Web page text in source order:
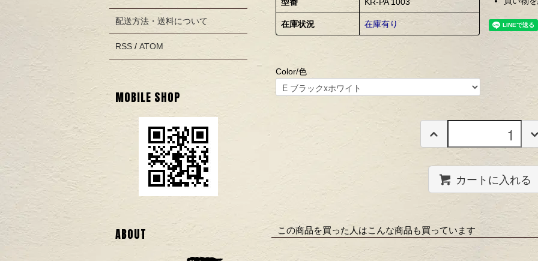
在庫状況 在庫有り
Color/色
カートに入れる
この商品を買った人はこんな商品も買っています
配送方法・送料について
RSS / ATOM
MOBILE SHOP
ABOUT